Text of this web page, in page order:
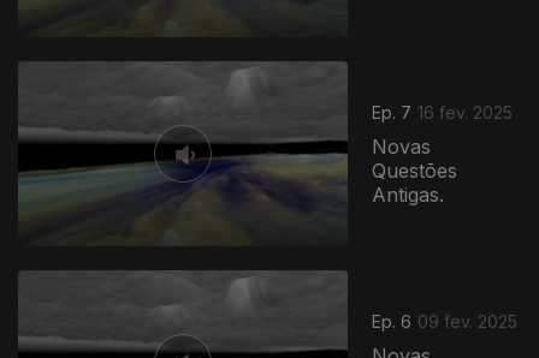
Ep. 7 16 fev. 2025
Novas
Questões
Antigas.
Ep. 6 09 fev. 2025